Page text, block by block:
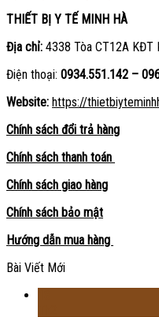
THIẾT BỊ Y TẾ MINH HÀ
Địa chỉ: 4338 Tòa CT12A KĐT
Điện thoại: 0934.551.142 –
Website: https://
Chính sách đổi trả hàng
Chính sách thanh toán
Chính sách giao hàng
Chính sách bảo mật
Hướng dẫn mua hàng
Bài Viết Mới